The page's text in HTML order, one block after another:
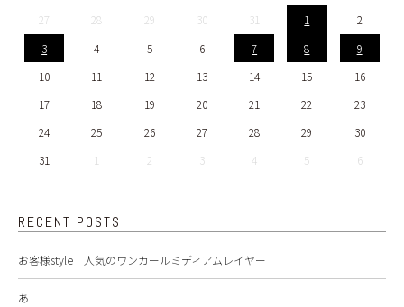
27
28 29 30 31 1
2
3
4 5 6 7 8
9
10
11 12 13 14 15
16
17
18 19 20 21 22
23
24
25 26 27 28 29
30
31
1 2 3 4 5 6
RECENT POSTS
お客様style 人気のワンカールミディアムレイヤー
あ